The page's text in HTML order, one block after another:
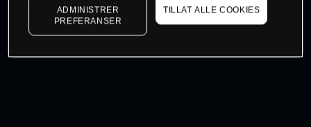
Kursene er veiledende.Log in
ADMINISTRER
PREFERANSER
TILLAT ALLE COOKIES